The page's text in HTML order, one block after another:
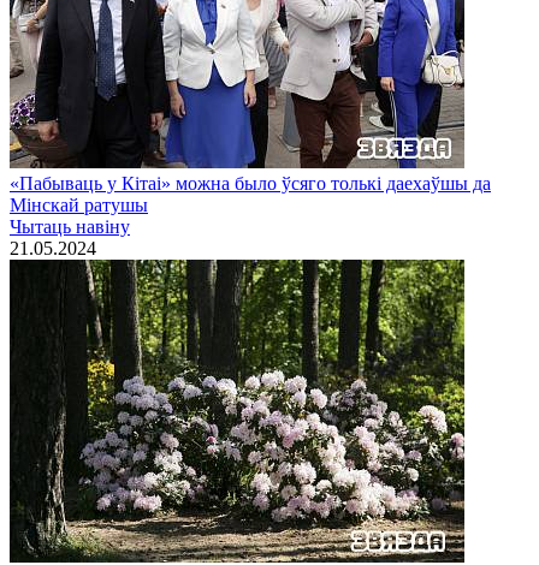
«Пабываць у Кітаі» можна было ўсяго толькі даехаўшы да
Мінскай ратушы
Чытаць навiну
21.05.2024